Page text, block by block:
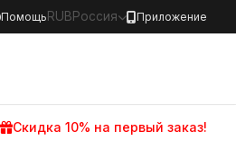
Помощь RUBРоссия Приложение
Скидка 10% на первый заказ!